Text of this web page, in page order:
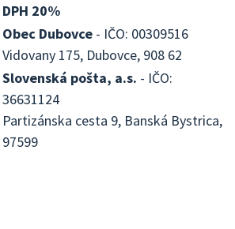
DPH 20%
Obec Dubovce - IČO: 00309516
Vidovany 175, Dubovce, 908 62
Slovenská pošta, a.s. - IČO:
36631124
Partizánska cesta 9, Banská Bystrica,
97599